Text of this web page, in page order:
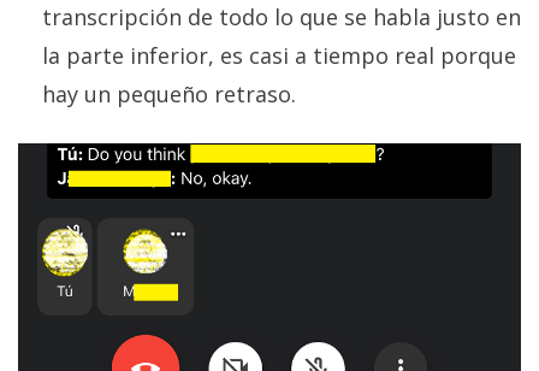
transcripción de todo lo que se habla justo en
la parte inferior, es casi a tiempo real porque
hay un pequeño retraso.